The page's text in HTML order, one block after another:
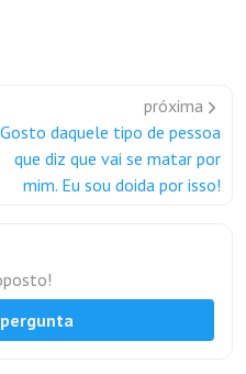
próxima
Gosto daquele tipo de pessoa
que diz que vai se matar por
mim. Eu sou doida por isso!